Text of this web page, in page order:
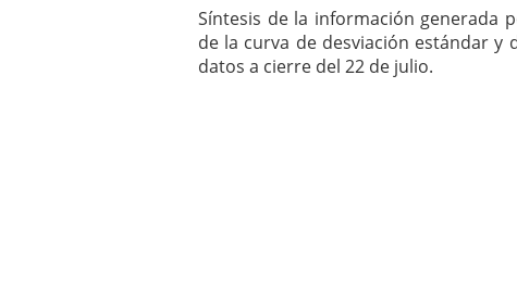
2014
Comprar y vender divisas
SONDEO DIARIO IBEX35.
Síntesis de la información generada
de la curva de desviación estándar y
datos a cierre del 22 de julio.